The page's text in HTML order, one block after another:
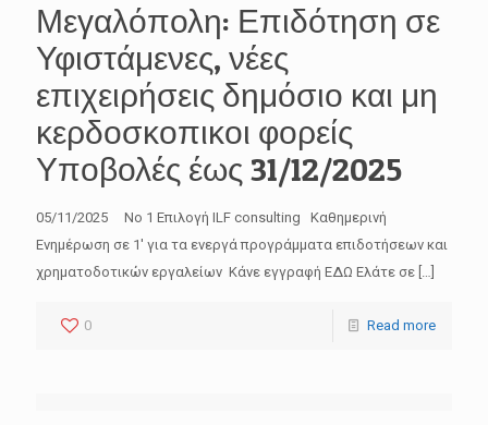
Μεγαλόπολη: Επιδότηση σε
Υφιστάμενες, νέες
επιχειρήσεις δημόσιο και μη
κερδοσκοπικοι φορείς
Υποβολές έως 31/12/2025
05/11/2025 No 1 Επιλογή ILF consulting Καθημερινή
Ενημέρωση σε 1′ για τα ενεργά προγράμματα επιδοτήσεων και
χρηματοδοτικών εργαλείων Κάνε εγγραφή ΕΔΩ Ελάτε σε […]
0 Read more